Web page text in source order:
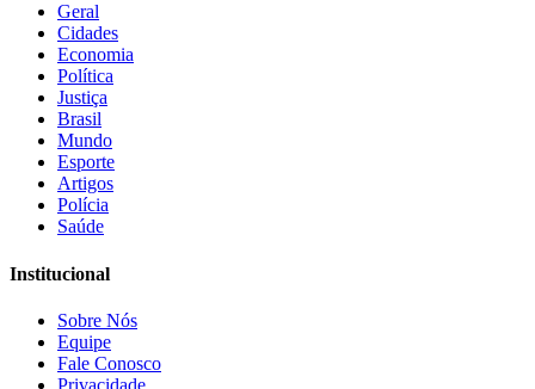
Geral
Cidades
Economia
Política
Justiça
Brasil
Mundo
Esporte
Artigos
Polícia
Saúde
Institucional
Sobre Nós
Equipe
Fale Conosco
Privacidade